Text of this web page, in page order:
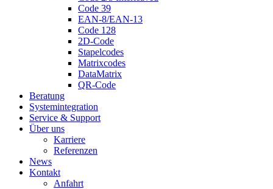
Code 39
EAN-8/EAN-13
Code 128
2D-Code
Stapelcodes
Matrixcodes
DataMatrix
QR-Code
Beratung
System­integration
Service & Support
Über uns
Karriere
Referenzen
News
Kontakt
Anfahrt